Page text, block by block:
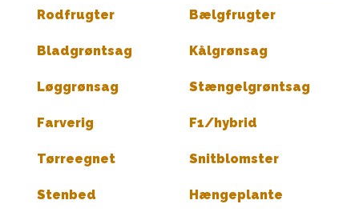
Rodfrugter Bælgfrugter
Bladgrøntsag Kålgrønsag
Løggrønsag Stængelgrøntsag
Farverig F1/hybrid
Tørreegnet Snitblomster
Stenbed Hængeplante